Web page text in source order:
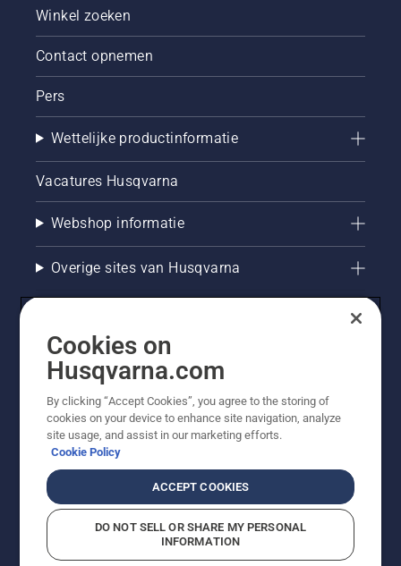
Winkel zoeken
Contact opnemen
Pers
Wettelijke productinformatie
Vacatures Husqvarna
Webshop informatie
Overige sites van Husqvarna
© Husqvarna AB (publ). Alle rechten voorbehouden. De
getoonde prijzen zijn consumentenadviesprijzen. Alle
vermelde prijzen zijn adviesverkoopprijzen (incl. BTW),
tenzij het product beschikbaar is voor directe aankoop.
CookiebeleidGebruiksvoorwaarden Privacyverklaring
Bedrijfsgegevens Report Suspected Violations
Cookies on
Husqvarna.com
By clicking “Accept Cookies”, you agree to the storing of
cookies on your device to enhance site navigation, analyze
site usage, and assist in our marketing efforts.
Cookie Policy
ACCEPT COOKIES
DO NOT SELL OR SHARE MY PERSONAL
INFORMATION